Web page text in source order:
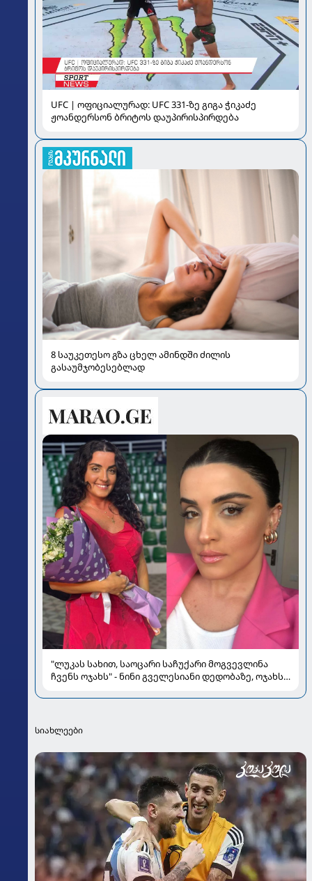
UFC | ოფიციალურად: UFC 331-ზე გიგა ჭიკაძე
ჟოანდერსონ ბრიტოს დაუპირისპირდება
8 საუკეთესო გზა ცხელ ამინდში ძილის
გასაუმჯობესებლად
"ლუკას სახით, საოცარი საჩუქარი მოგვევლინა
ჩვენს ოჯახს" - ნინი გველესიანი დედობაზე, ოჯახსა
სიახლეები